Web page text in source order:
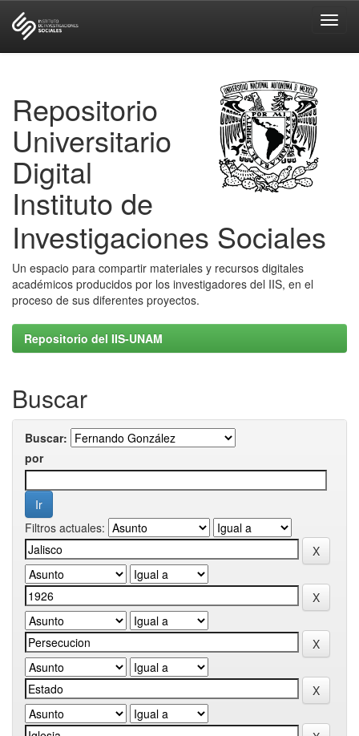
Repositorio
Universitario
Digital
Instituto de
Investigaciones Sociales
Un espacio para compartir materiales y recursos digitales
académicos producidos por los investigadores del IIS, en el
proceso de sus diferentes proyectos.
Repositorio del IIS-UNAM
Buscar
Buscar:
por
Filtros actuales: